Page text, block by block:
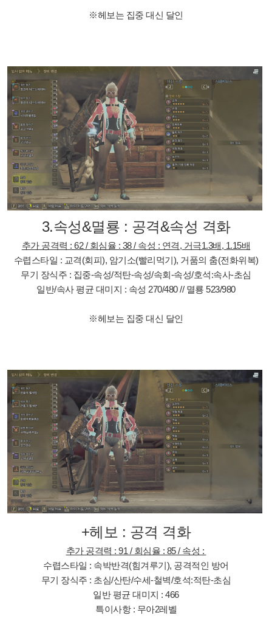
※헤보는 집중 대신 달인
3.속성&멸룡 : 공격&속성 격화
추가 공격력 : 62 / 회심율 : 38 / 속성 : 연격, 거극1.3배, 1.15배
수렵스타일 : 교격(회피), 암기소(빨리먹기), 거품의 춤(전화위복)
무기 장식주 : 집중-속성/적탄-속성/속회-속성/호석:속사-초심
일반/속사 평균 대미지 : 속성 270/480 // 멸룡 523/980
※헤보는 집중 대신 달인
+헤보 : 공격 격화
추가 공격력 : 91 / 회심율 : 85 / 속성 :
수렵스타일 : 속박반격(힘겨루기), 공격적인 방어
무기 장식주 : 초심/산탄/수세-철벽/호석:적탄-초심
일반 평균 대미지 : 466
특이사항 : 무아2레벨